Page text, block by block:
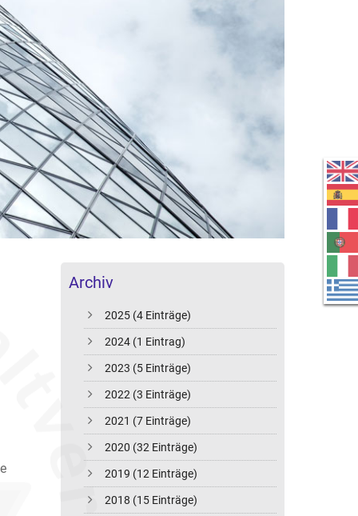
Archiv
2025 (4 Einträge)
2024 (1 Eintrag)
2023 (5 Einträge)
2022 (3 Einträge)
2021 (7 Einträge)
2020 (32 Einträge)
2019 (12 Einträge)
2018 (15 Einträge)